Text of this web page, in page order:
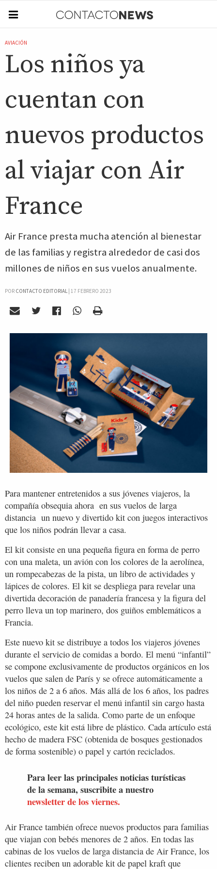
AVIACIÓN
Los niños ya
cuentan con
nuevos productos
al viajar con Air
France
Air France presta mucha atención al bienestar
de las familias y registra alrededor de casi dos
millones de niños en sus vuelos anualmente.
POR CONTACTO EDITORIAL| 17 FEBRERO 2023
Para mantener entretenidos a sus jóvenes viajeros, la
compañía obsequia ahora en sus vuelos de larga
distancia un nuevo y divertido kit con juegos interactivos
que los niños podrán llevar a casa.
El kit consiste en una pequeña figura en forma de perro
con una maleta, un avión con los colores de la aerolínea,
un rompecabezas de la pista, un libro de actividades y
lápices de colores. El kit se despliega para revelar una
divertida decoración de panadería francesa y la figura del
perro lleva un top marinero, dos guiños emblemáticos a
Francia.
Este nuevo kit se distribuye a todos los viajeros jóvenes
durante el servicio de comidas a bordo. El menú “infantil”
se compone exclusivamente de productos orgánicos en los
vuelos que salen de París y se ofrece automáticamente a
los niños de 2 a 6 años. Más allá de los 6 años, los padres
del niño pueden reservar el menú infantil sin cargo hasta
24 horas antes de la salida. Como parte de un enfoque
ecológico, este kit está libre de plástico. Cada artículo está
hecho de madera FSC (obtenida de bosques gestionados
de forma sostenible) o papel y cartón reciclados.
Para leer las principales noticias turísticas
de la semana, suscribite a nuestro
newsletter de los viernes.
Air France también ofrece nuevos productos para familias
que viajan con bebés menores de 2 años. En todas las
cabinas de los vuelos de larga distancia de Air France, los
clientes reciben un adorable kit de papel kraft que